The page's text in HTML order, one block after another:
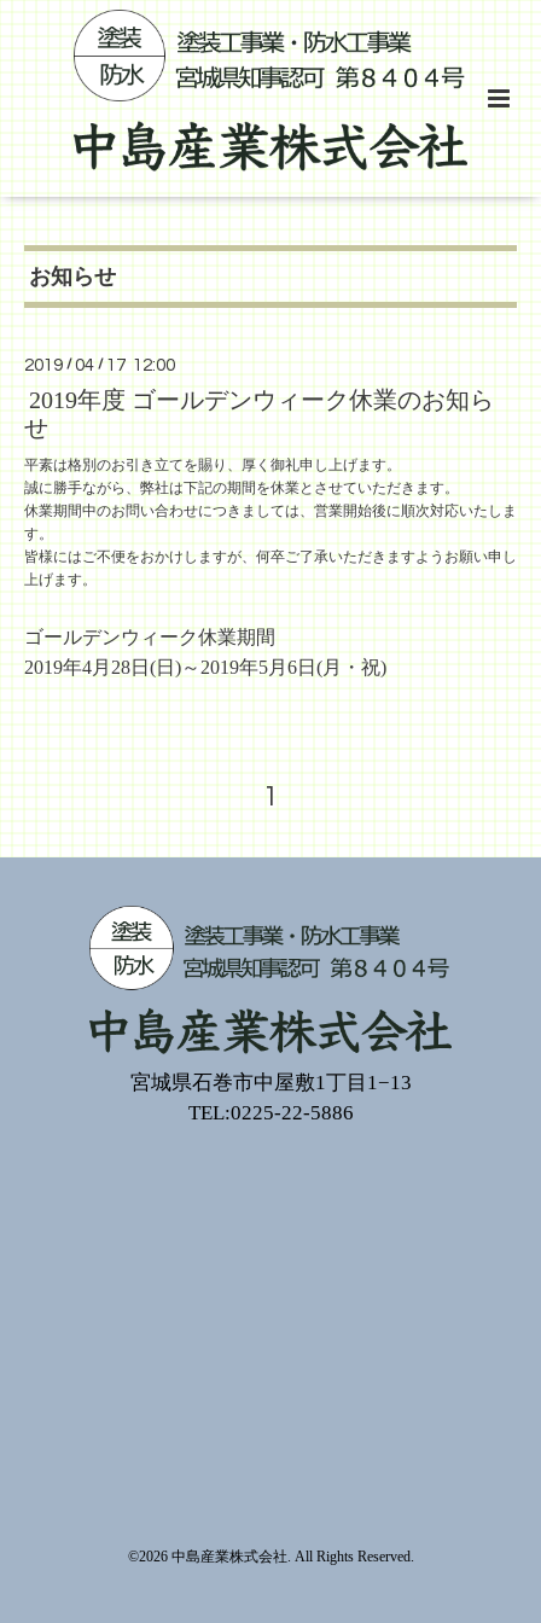
お知らせ
2019 /04 / 17 12:00
2019年度 ゴールデンウィーク休業のお知ら
せ
平素は格別のお引き立てを賜り、厚く御礼申し上げます。
誠に勝手ながら、弊社は下記の期間を休業とさせていただきます。
休業期間中のお問い合わせにつきましては、営業開始後に順次対応いたしま
す。
皆様にはご不便をおかけしますが、何卒ご了承いただきますようお願い申し
上げます。
ゴールデンウィーク休業期間
2019年4月28日(日)～2019年5月6日(月・祝)
1
宮城県石巻市中屋敷1丁目1−13
TEL:0225-22-5886
©2026 中島産業株式会社. All Rights Reserved.